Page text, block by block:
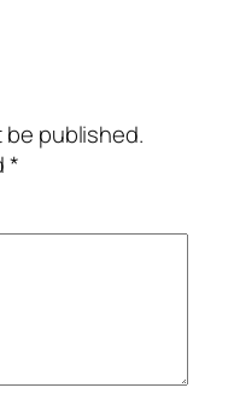
be published.
*